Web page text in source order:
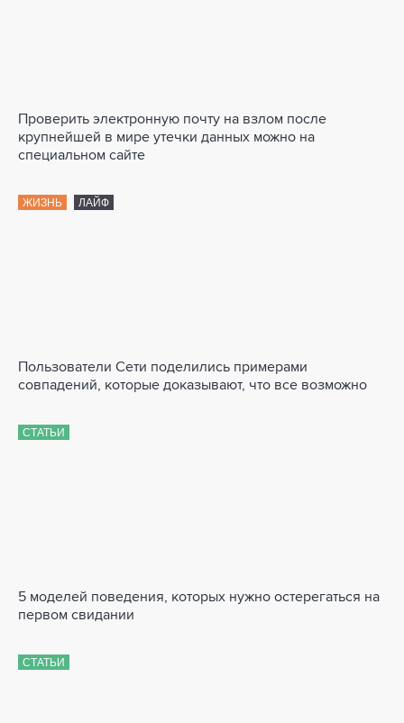
Проверить электронную почту на взлом после
крупнейшей в мире утечки данных можно на
специальном сайте
ЖИЗНЬ ЛАЙФ
Пользователи Сети поделились примерами
совпадений, которые доказывают, что все возможно
СТАТЬИ
5 моделей поведения, которых нужно остерегаться на
первом свидании
СТАТЬИ